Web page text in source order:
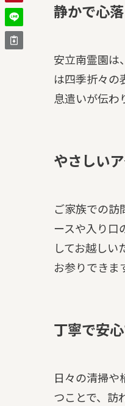
静かで心
安立南霊園は
は四季折々の
息遣いが伝わ
やさしい
ご家族での訪
ースや入り口
してお越し
お参りできま
丁寧で安
日々の清掃
つことで、訪